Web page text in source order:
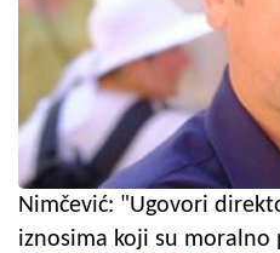
Nimčević: "Ugovori
iznosima koji su